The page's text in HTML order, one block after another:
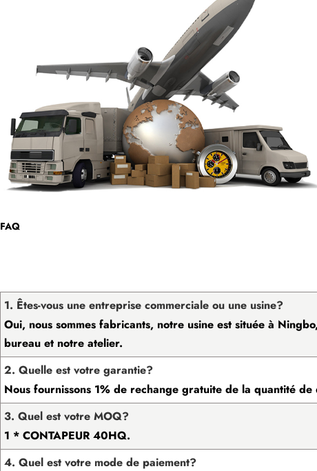
FAQ
1. Êtes-vous une entreprise commerciale ou une usine?
Oui, nous sommes fabricants, notre usine est située à
bureau et notre atelier.
2. Quelle est votre garantie?
Nous fournissons 1% de rechange gratuite de la quantité
3. Quel est votre MOQ?
1 * CONTAPEUR 40HQ.
4. Quel est votre mode de paiement?